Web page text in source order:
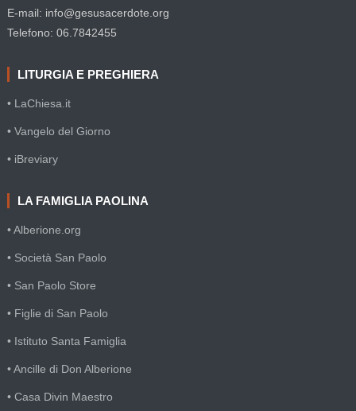
E-mail: info@gesusacerdote.org
Telefono: 06.7842455
LITURGIA E PREGHIERA
• LaChiesa.it
• Vangelo del Giorno
• iBreviary
LA FAMIGLIA PAOLINA
• Alberione.org
• Società San Paolo
• San Paolo Store
• Figlie di San Paolo
• Istituto Santa Famiglia
• Ancille di Don Alberione
• Casa Divin Maestro